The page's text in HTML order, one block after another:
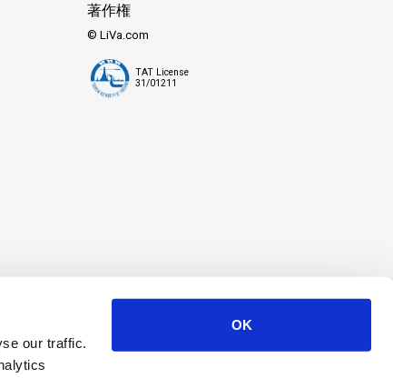
our traffic.
OK
著作権
© LiVa.com
TAT License
31/01211